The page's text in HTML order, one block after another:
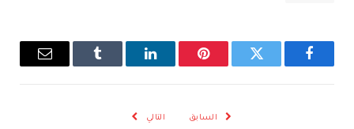
فيسبوك تويتر بينتيريستلينكدإن Tumblr
البريد
السابق التالي